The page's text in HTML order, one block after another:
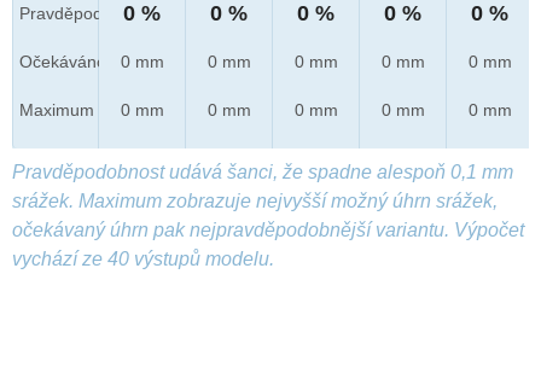
Pravděpod.
Očekáváno
Maximum
0 %
0 mm
0 mm
0 %
0 mm
0 mm
0 %
0 mm
0 mm
0 %
0 mm
0 mm
0 %
0 mm
0 mm
Pravděpodobnost udává šanci, že spadne alespoň 0,1 mm
srážek. Maximum zobrazuje nejvyšší možný úhrn srážek,
očekávaný úhrn pak nejpravděpodobnější variantu. Výpočet
vychází ze 40 výstupů modelu.